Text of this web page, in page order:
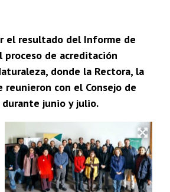
el resultado del Informe de
de acreditación
donde la Rectora, la
reunieron con el Consejo de
junio y julio.